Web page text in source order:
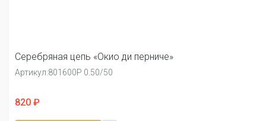
Серебряная цепь «Окио ди перниче»
Артикул:801600Р 0.50/50
820 ₽